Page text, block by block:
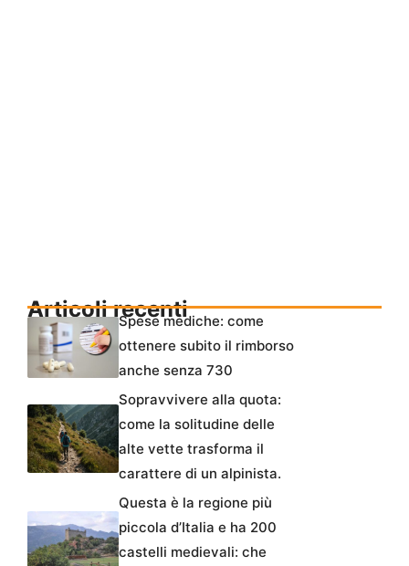
Articoli recentiSpese mediche: come
ottenere subito il rimborso
anche senza 730
Sopravvivere alla quota:
come la solitudine delle
alte vette trasforma il
carattere di un alpinista.
Questa è la regione più
piccola d’Italia e ha 200
castelli medievali: che